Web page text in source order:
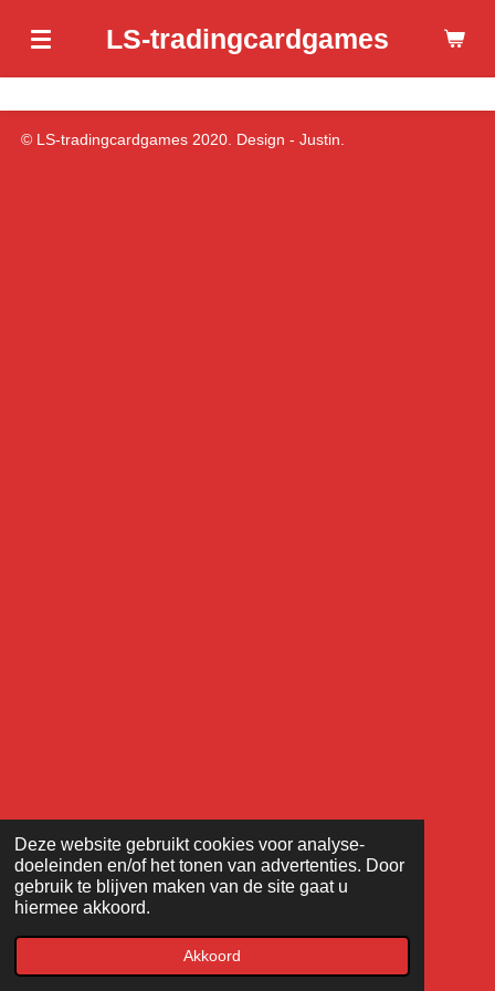
Deze website gebruikt cookies voor analyse-
doeleinden en/of het tonen van advertenties. Door
gebruik te blijven maken van de site gaat u
hiermee akkoord.
Akkoord
direct
naar
de
hoofdinhoud
LS-tradingcardgames
© LS-tradingcardgames 2020. Design - Justin.